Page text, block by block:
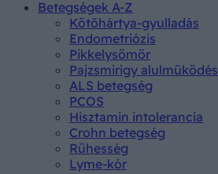
Betegségek A-Z
Kötőhártya-gyulladás
Endometriózis
Pikkelysömör
Pajzsmirigy alulműködés
ALS betegség
PCOS
Hisztamin intolerancia
Crohn betegség
Rühesség
Lyme-kór